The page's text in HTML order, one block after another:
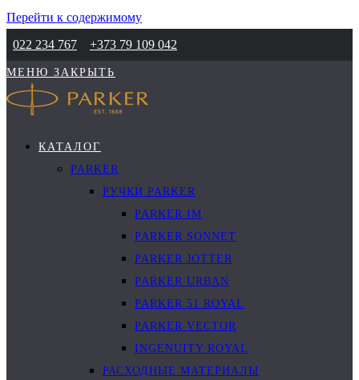
Перейти к содержимому
022 234 767
+373 79 109 042
МЕНЮ ЗАКРЫТЬ
КАТАЛОГ
PARKER
РУЧКИ PARKER
PARKER IM
PARKER SONNET
PARKER JOTTER
PARKER URBAN
PARKER 51 ROYAL
PARKER VECTOR
INGENUITY ROYAL
РАСХОДНЫЕ МАТЕРИАЛЫ